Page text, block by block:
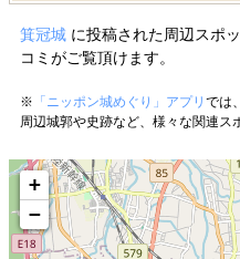
箕冠城に投稿された周辺スポ
コミがご覧頂けます。
※ 「ニッポン城めぐり」アプリ では
周辺城郭や史跡など、様々な関連ス
+
−